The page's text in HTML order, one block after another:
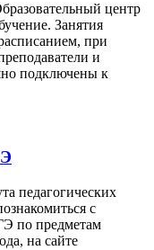
центр
Занятия
при
и
подключены к
педагогических
с
по предметам
на сайте